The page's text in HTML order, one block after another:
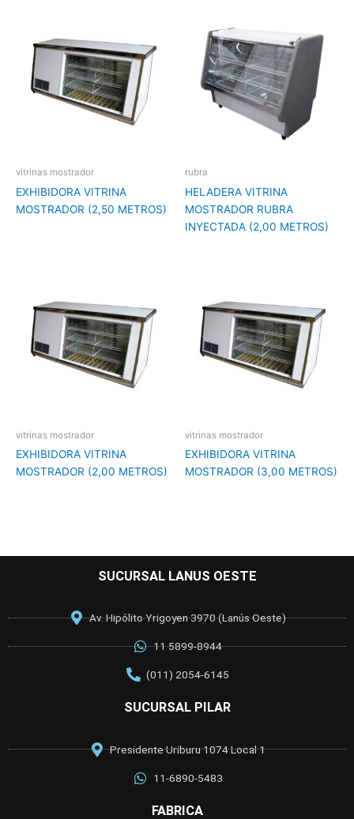
vitrinas mostrador
EXHIBIDORA VITRINA
MOSTRADOR (2,50 METROS)
rubra
HELADERA VITRINA
MOSTRADOR RUBRA
INYECTADA (2,00 METROS)
vitrinas mostrador
EXHIBIDORA VITRINA
MOSTRADOR (2,00 METROS)
vitrinas mostrador
EXHIBIDORA VITRINA
MOSTRADOR (3,00 METROS)
SUCURSAL LANUS OESTE
Av. Hipólito Yrigoyen 3970 (Lanús Oeste)
11 5899-8944
(011) 2054-6145
SUCURSAL PILAR
Presidente Uriburu 1074 Local 1
11-6890-5483
FABRICA